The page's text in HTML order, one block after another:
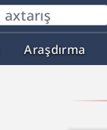
Araşdırma